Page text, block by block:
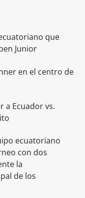
que
Junior
en el centro de
a Ecuador vs.
ecuatoriano
con dos
la
de los